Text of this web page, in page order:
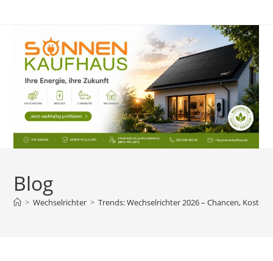
Blog
> Wechselrichter > Trends: Wechselrichter 2026 – Chancen, Kosten